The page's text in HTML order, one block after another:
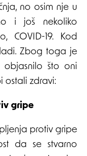
no osim nje u
i još nekoliko
COVID-19. Kod
Zbog toga je
što oni
ostali zdravi:
gripe
protiv gripe
da se stvarno